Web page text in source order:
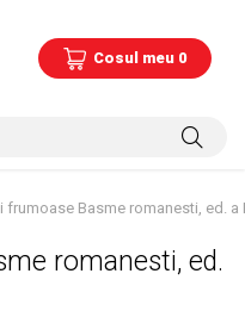
Cosul meu 0
frumoase Basme romanesti, ed. a
romanesti, ed.